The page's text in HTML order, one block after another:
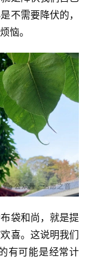
不需要降伏的，
恼。
袋和尚，就是提
喜。这说明我们
有可能是经常计